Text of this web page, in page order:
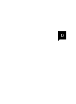
0